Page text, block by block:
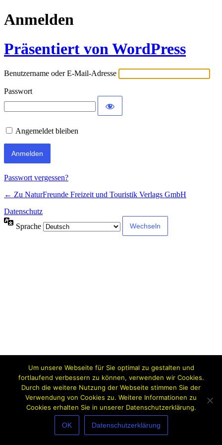
Anmelden
Präsentiert von WordPress
Benutzername oder E-Mail-Adresse
Passwort
Angemeldet bleiben
Passwort vergessen?
← Zu NaturFreunde Freizeit und Touristik Verlags GmbH
Datenschutz
Sprache
Um unsere Webseite für Sie optimal zu gestalten und
fortlaufend verbessern zu können, verwenden wir Cookies.
Durch die weitere Nutzung der Webseite stimmen Sie der
Verwendung von Cookies zu. Weitere Informationen zu
Cookies erhalten Sie in unserer Datenschutzerklärung.
OK Datenschutzerklärung